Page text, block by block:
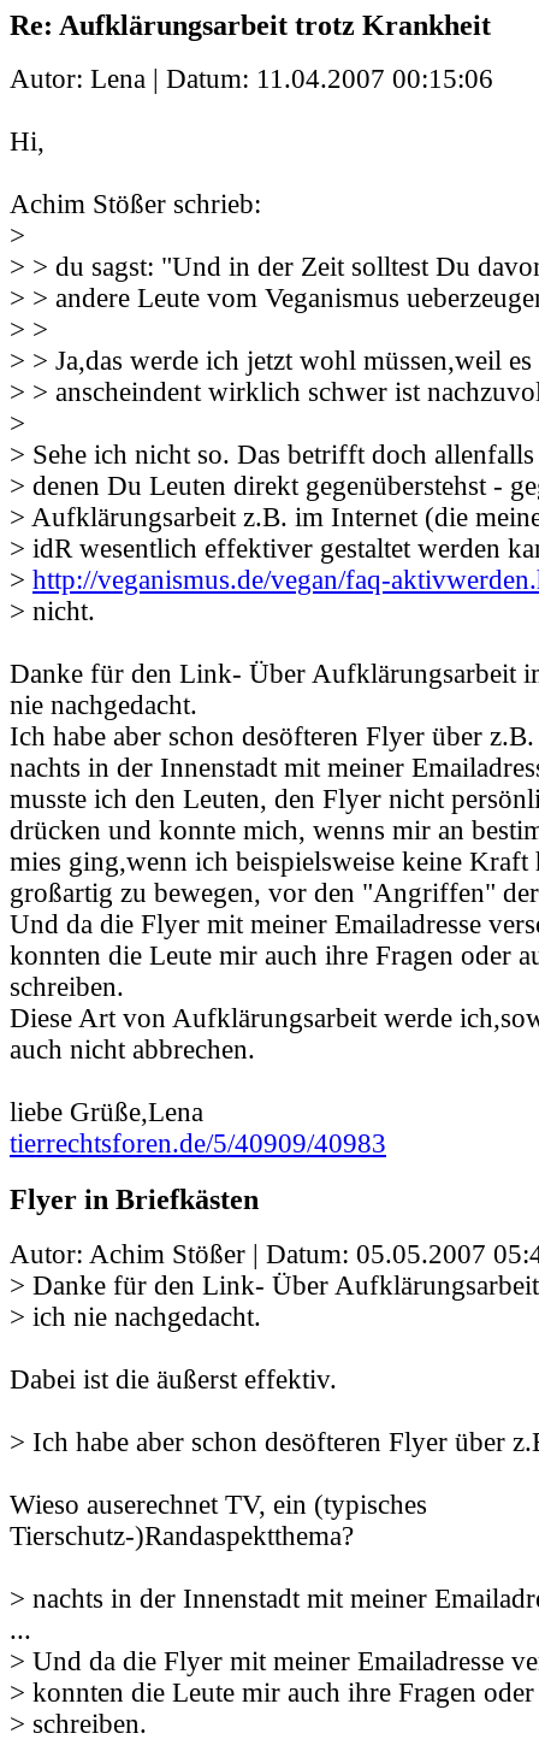
Re: Aufklärungsarbeit trotz Krankheit
Autor: Lena | Datum: 11.04.2007 00:15:06
Hi,
Achim Stößer schrieb:
>
> > du sagst: "Und in der Zeit solltest Du
> > andere Leute vom Veganismus
> >
> > Ja,das werde ich jetzt wohl müssen,weil
> > anscheindent wirklich schwer ist
>
> Sehe ich nicht so. Das betrifft doch
> denen Du Leuten direkt gegenüberstehst -
> Aufklärungsarbeit z.B. im Internet (die
> idR wesentlich effektiver gestaltet werden
> http://veganismus.de/vegan/faq-
> nicht.
Danke für den Link- Über Aufklärungsarbeit
nie nachgedacht.
Ich habe aber schon desöfteren Flyer über
nachts in der Innenstadt mit meiner
musste ich den Leuten, den Flyer nicht
drücken und konnte mich, wenns mir an
mies ging,wenn ich beispielsweise keine Kraft
großartig zu bewegen, vor den "Angriffen"
Und da die Flyer mit meiner Emailadresse
konnten die Leute mir auch ihre Fragen oder
schreiben.
Diese Art von Aufklärungsarbeit werde
auch nicht abbrechen.
liebe Grüße,Lena
tierrechtsforen.de/5/40909/40983
Flyer in Briefkästen
Autor: Achim Stößer | Datum: 05.05.2007
> Danke für den Link- Über
> ich nie nachgedacht.
Dabei ist die äußerst effektiv.
> Ich habe aber schon desöfteren Flyer über
Wieso auserechnet TV, ein (typisches
Tierschutz-)Randaspektthema?
> nachts in der Innenstadt mit meiner
...
> Und da die Flyer mit meiner Emailadresse
> konnten die Leute mir auch ihre Fragen
> schreiben.